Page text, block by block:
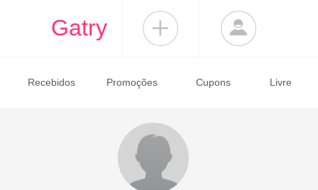
Gatry
Recebidos Promoções Cupons Livre